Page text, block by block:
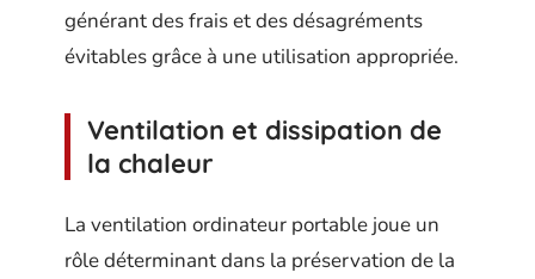
générant des frais et des désagréments
évitables grâce à une utilisation appropriée.
Ventilation et dissipation de
la chaleur
La ventilation ordinateur portable joue un
rôle déterminant dans la préservation de la